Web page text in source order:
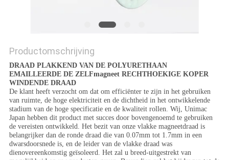
Productomschrijving
DRAAD PLAKKEND VAN DE POLYURETHAAN
EMAILLEERDE DE ZELFmagneet RECHTHOEKIGE KOPER
WINDENDE DRAAD
De klant heeft verzocht om dat om efficiënter te zijn in het gebruiken
van ruimte, de hoge elektriciteit en de dichtheid in het ontwikkelende
stadium van de hoge specificatie en de kwaliteit rollen. Wij, Unimac
Japan hebben dit product met succes door bovengenoemd te gebruiken
de vereisten ontwikkeld. Het bezit van onze vlakke magneetdraad is
belangrijker dan de ronde draad die van 0.07mm tot 1.7mm in een
dwarsdoorsnede is, en de leider van de vlakke draad was
dienovereenkomstig geïsoleerd. Het zal u breed-uitgestrekt van